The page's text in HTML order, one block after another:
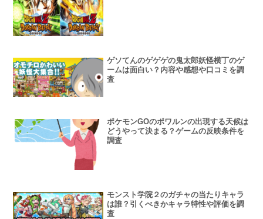
ゲソてんのゲゲゲの鬼太郎妖怪横丁のゲ
ームは面白い？内容や感想や口コミを調
査
ポケモンGOのポワルンの出現する天候は
どうやって決まる？ゲームの反映条件を
調査
モンスト学院２のガチャの当たりキャラ
は誰？引くべきかキャラ特性や評価を調
査